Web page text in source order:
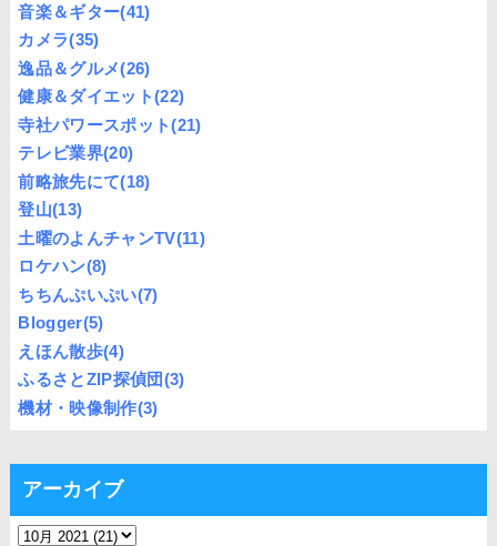
音楽＆ギター(41)
カメラ(35)
逸品＆グルメ(26)
健康＆ダイエット(22)
寺社パワースポット(21)
テレビ業界(20)
前略旅先にて(18)
登山(13)
土曜のよんチャンTV(11)
ロケハン(8)
ちちんぷいぷい(7)
Blogger(5)
えほん散歩(4)
ふるさとZIP探偵団(3)
機材・映像制作(3)
アーカイブ